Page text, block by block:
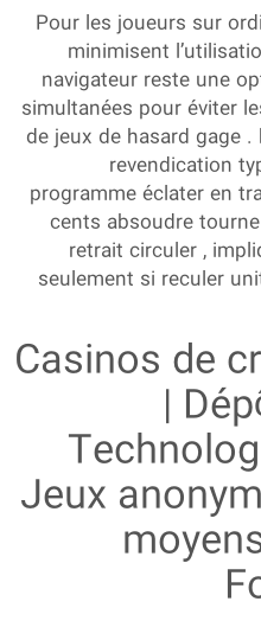
Pour les joueurs sur
minimisent
navigateur reste une
simultanées pour éviter
de jeux de hasard gage
revendication
programme éclater en
cents absoudre
retrait circuler ,
seulement si reculer
Casinos de
|
Jeux